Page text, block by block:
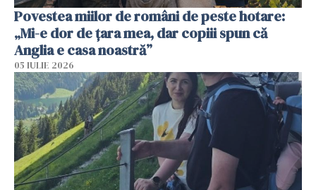
Povestea miilor de români de peste hotare:
„Mi-e dor de țara mea, dar copiii spun că
Anglia e casa noastră”
05 IULIE 2026